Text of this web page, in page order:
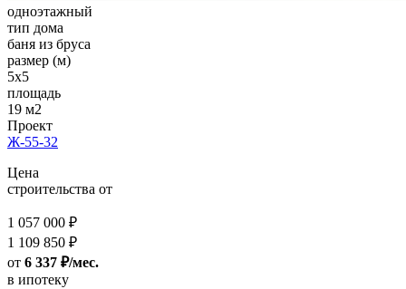
одноэтажный
тип дома
баня из бруса
размер (м)
5x5
площадь
19 м2
Проект
Ж-55-32
Цена
строительства от
1 057 000 ₽
1 109 850 ₽
от 6 337 ₽/мес.
в ипотеку